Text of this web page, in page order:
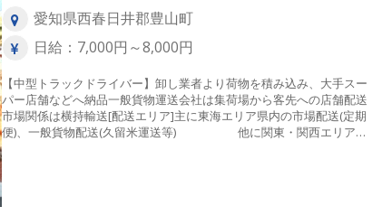
愛知県西春日井郡豊山町
日給：7,000円～8,000円
【中型トラックドライバー】卸し業者より荷物を積み込み、大手スー
パー店舗などへ納品一般貨物運送会社は集荷場から客先への店舗配送
市場関係は横持輸送[配送エリア]主に東海エリア県内の市場配送(定期
便)、一般貨物配送(久留米運送等) 他に関東・関西エリア産
地便、地場エリアの集荷(主に青果物、一般貨物)[積み降ろし方法]手積
み、パレット輸送、フォークリフト＜1日の流れ(例)＞5:00 出勤、朝
配送開始 ⇩6:00 積み込み ⇩ 朝配送終
了 ⇩ 2便対応(場合によっては3便対応)